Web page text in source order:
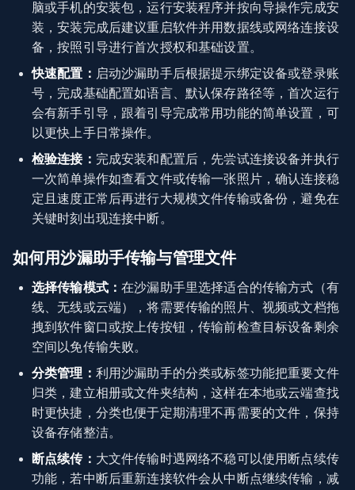
脑或手机的安装包，运行安装程序并按向导操作完成安
装，安装完成后建议重启软件并用数据线或网络连接设
备，按照引导进行首次授权和基础设置。
快速配置： 启动沙漏助手后根据提示绑定设备或登录账
号，完成基础配置如语言、默认保存路径等，首次运行
会有新手引导，跟着引导完成常用功能的简单设置，可
以更快上手日常操作。
检验连接： 完成安装和配置后，先尝试连接设备并执行
一次简单操作如查看文件或传输一张照片，确认连接稳
定且速度正常后再进行大规模文件传输或备份，避免在
关键时刻出现连接中断。
如何用沙漏助手传输与管理文件
选择传输模式：在沙漏助手里选择适合的传输方式（有
线、无线或云端），将需要传输的照片、视频或文档拖
拽到软件窗口或按上传按钮，传输前检查目标设备剩余
空间以免传输失败。
分类管理： 利用沙漏助手的分类或标签功能把重要文件
归类，建立相册或文件夹结构，这样在本地或云端查找
时更快捷，分类也便于定期清理不再需要的文件，保持
设备存储整洁。
断点续传： 大文件传输时遇网络不稳可以使用断点续传
功能，若中断后重新连接软件会从中断点继续传输，减